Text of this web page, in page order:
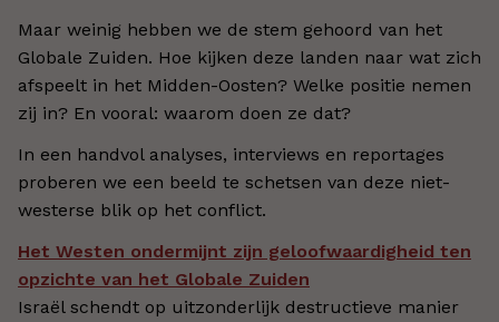
Maar weinig hebben we de stem gehoord van het
Globale Zuiden. Hoe kijken deze landen naar wat zich
afspeelt in het Midden-Oosten? Welke positie nemen
zij in? En vooral: waarom doen ze dat?
In een handvol analyses, interviews en reportages
proberen we een beeld te schetsen van deze niet-
westerse blik op het conflict.
Het Westen ondermijnt zijn geloofwaardigheid ten
opzichte van het Globale Zuiden
Israël schendt op uitzonderlijk destructieve manier